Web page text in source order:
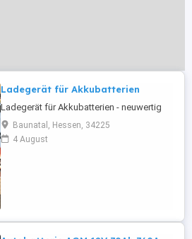
Ladegerät für Akkubatterien
Ladegerät für Akkubatterien - neuwertig
Baunatal, Hessen, 34225
4 August